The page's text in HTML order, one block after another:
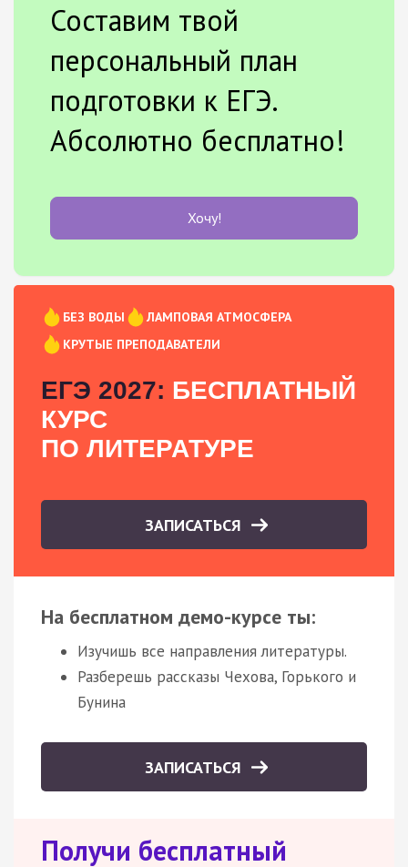
Составим твой
персональный план
подготовки к ЕГЭ.
Абсолютно бесплатно!
Хочу!
БЕЗ ВОДЫ
ЛАМПОВАЯ АТМОСФЕРА
КРУТЫЕ ПРЕПОДАВАТЕЛИ
ЕГЭ 2027: БЕСПЛАТНЫЙ
КУРС
ПО ЛИТЕРАТУРЕ
ЗАПИСАТЬСЯ
На бесплатном демо-курсе ты:
Изучишь все направления литературы.
Разберешь рассказы Чехова, Горького и
Бунина
ЗАПИСАТЬСЯ
Получи бесплатный